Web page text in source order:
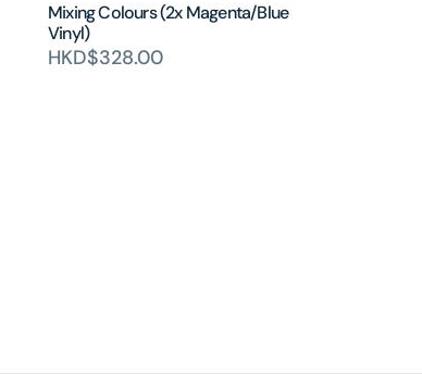
Mixing Colours (2x Magenta/Blue
Vinyl)
HKD$328.00